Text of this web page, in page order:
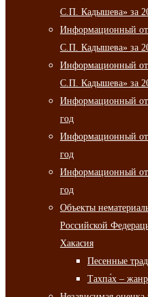
С.П. Кадышева» за
Информационный
С.П. Кадышева» за
Информационный
С.П. Кадышева» за
Информационный
год
Информационный
год
Информационный
год
Объекты
Российской
Хакасия
Песенные
Тахпа́х – жанр